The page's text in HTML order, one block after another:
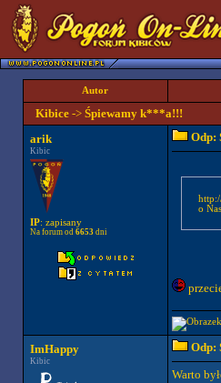
Autor
Kibice-> Śpiewamy k***a!!!
arik
Kibic
IP: zapisany
Na forum od 6653dni
Odp:
http://
o
ImHappy
Kibic
Odp:
Warto